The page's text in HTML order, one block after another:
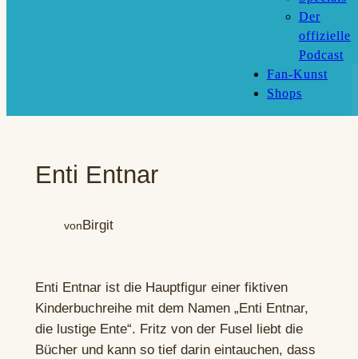
Der
offizielle
Podcast
Fan-Kunst
Shops
Enti Entnar
von Birgit
Enti Entnar ist die Hauptfigur einer fiktiven
Kinderbuchreihe mit dem Namen „Enti Entnar,
die lustige Ente“. Fritz von der Fusel liebt die
Bücher und kann so tief darin eintauchen, dass